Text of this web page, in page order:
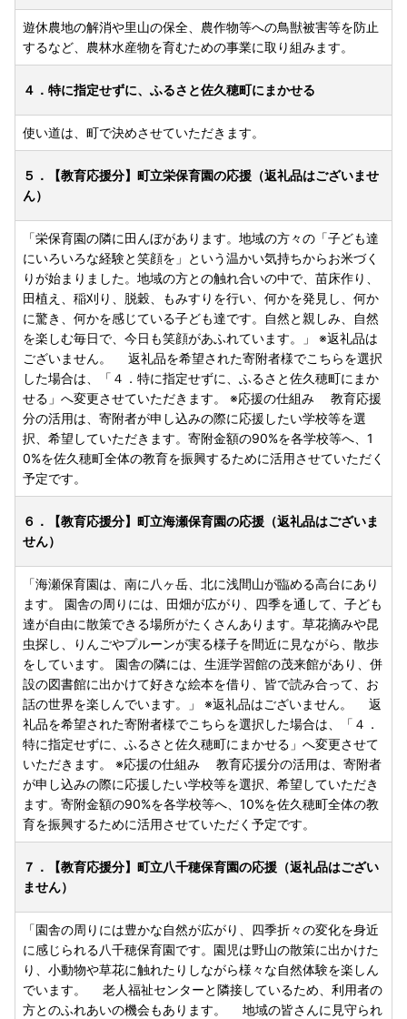
遊休農地の解消や里山の保全、農作物等への鳥獣被害等を防止
するなど、農林水産物を育むための事業に取り組みます。
４．特に指定せずに、ふるさと佐久穂町にまかせる
使い道は、町で決めさせていただきます。
５．【教育応援分】町立栄保育園の応援（返礼品はございませ
ん）
「栄保育園の隣に田んぼがあります。地域の方々の「子ども達
にいろいろな経験と笑顔を」という温かい気持ちからお米づく
りが始まりました。地域の方との触れ合いの中で、苗床作り、
田植え、稲刈り、脱穀、もみすりを行い、何かを発見し、何か
に驚き、何かを感じている子ども達です。自然と親しみ、自然
を楽しむ毎日で、今日も笑顔があふれています。」 ※返礼品は
ございません。 返礼品を希望された寄附者様でこちらを選択
した場合は、「４．特に指定せずに、ふるさと佐久穂町にまか
せる」へ変更させていただきます。 ※応援の仕組み 教育応援
分の活用は、寄附者が申し込みの際に応援したい学校等を選
択、希望していただきます。寄附金額の90%を各学校等へ、1
0%を佐久穂町全体の教育を振興するために活用させていただく
予定です。
６．【教育応援分】町立海瀬保育園の応援（返礼品はございま
せん）
「海瀬保育園は、南に八ヶ岳、北に浅間山が臨める高台にあり
ます。 園舎の周りには、田畑が広がり、四季を通して、子ども
達が自由に散策できる場所がたくさんあります。草花摘みや昆
虫探し、りんごやプルーンが実る様子を間近に見ながら、散歩
をしています。 園舎の隣には、生涯学習館の茂来館があり、併
設の図書館に出かけて好きな絵本を借り、皆で読み合って、お
話の世界を楽しんでいます。」 ※返礼品はございません。 返
礼品を希望された寄附者様でこちらを選択した場合は、「４．
特に指定せずに、ふるさと佐久穂町にまかせる」へ変更させて
いただきます。 ※応援の仕組み 教育応援分の活用は、寄附者
が申し込みの際に応援したい学校等を選択、希望していただき
ます。寄附金額の90%を各学校等へ、10%を佐久穂町全体の教
育を振興するために活用させていただく予定です。
７．【教育応援分】町立八千穂保育園の応援（返礼品はござい
ません）
「園舎の周りには豊かな自然が広がり、四季折々の変化を身近
に感じられる八千穂保育園です。園児は野山の散策に出かけた
り、小動物や草花に触れたりしながら様々な自然体験を楽しん
でいます。 老人福祉センターと隣接しているため、利用者の
方とのふれあいの機会もあります。 地域の皆さんに見守られ